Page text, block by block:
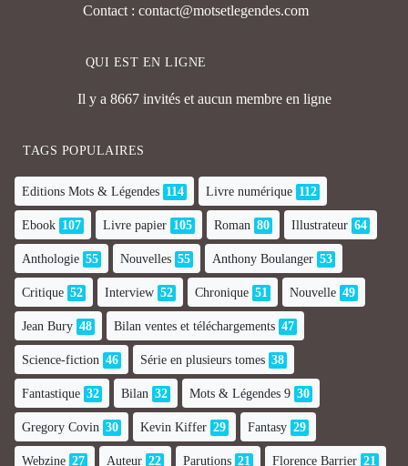
Contact : contact@motsetlegendes.com
QUI EST EN LIGNE
Il y a 8667 invités et aucun membre en ligne
TAGS POPULAIRES
Editions Mots & Légendes 114 Livre numérique 112
Ebook 107 Livre papier 105 Roman 80 Illustrateur 64
Anthologie 55 Nouvelles 55 Anthony Boulanger 53
Critique 52 Interview 52 Chronique 51 Nouvelle 49
Jean Bury 48 Bilan ventes et téléchargements 47
Science-fiction 46 Série en plusieurs tomes 38
Fantastique 32 Bilan 32 Mots & Légendes 9 30
Gregory Covin 30 Kevin Kiffer 29 Fantasy 29
Webzine 27 Auteur 22 Parutions 21 Florence Barrier 21